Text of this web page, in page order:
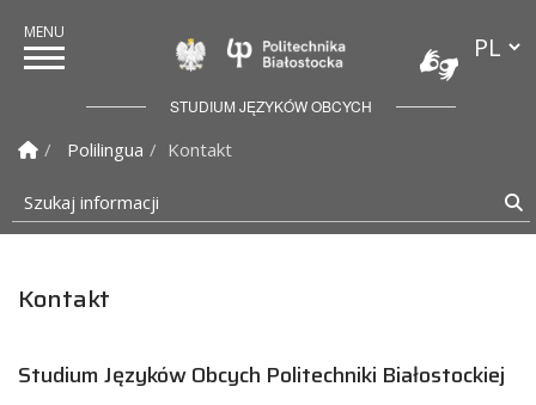
Politechnika
STUDIUM JĘZYKÓW OBCYCH
Strona Główna
Polilingua
Kontakt
Szukaj informacji
Kontakt
Studium Języków Obcych Politechniki Białostockiej